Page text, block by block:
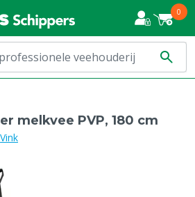
0
melkvee PVP, 180 cm
Vink